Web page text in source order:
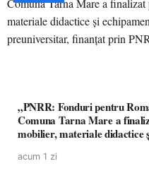
„PNRR: Fonduri pentru
Comuna Tarna Mare a
mobilier, materiale didactice
acum 1 zi